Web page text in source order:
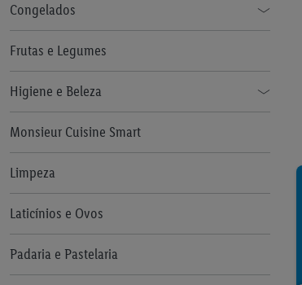
Congelados
Gelados Lidl
Frutas e Legumes
Higiene e Beleza
Cien Sun Proteção Solar
Monsieur Cuisine Smart
Limpeza
Laticínios e Ovos
Padaria e Pastelaria